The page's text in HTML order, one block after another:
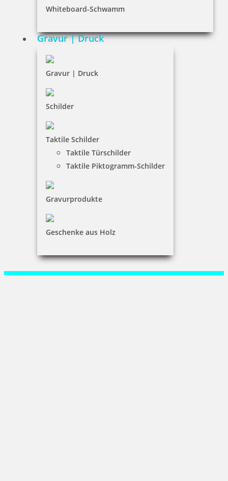
Whiteboard-Schwamm
Gravur | Druck
Gravur | Druck
Schilder
Taktile Schilder
Taktile Türschilder
Taktile Piktogramm-Schilder
Gravurprodukte
Geschenke aus Holz
Widerruf
Barrierefreiheit
Vertrag widerrufen
Mein Konto
KONTAKT
Spezialists Service Agentur
René Jaeger
+49 (0) 3583 77 45 19